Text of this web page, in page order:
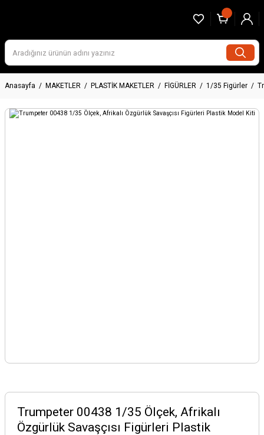
Anasayfa MAKETLER PLASTİK MAKETLER FİGÜRLER 1/35 Figürler
Trumpeter 00438 1/35 Ölçek, Afrikalı
Özgürlük Savaşçısı Figürleri Plastik